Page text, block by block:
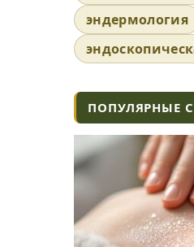
эндермология
ПОПУЛЯРНЫЕ